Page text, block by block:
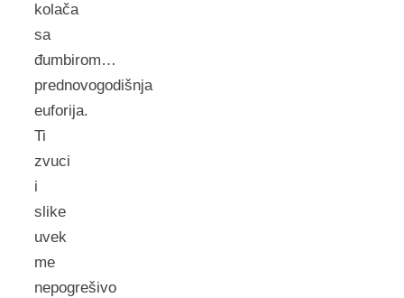
kolača
sa
đumbirom…
prednovogodišnja
euforija.
Ti
zvuci
i
slike
uvek
me
nepogrešivo